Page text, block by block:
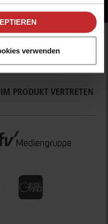
.
verwenden
PRODUKT VERTRETEN